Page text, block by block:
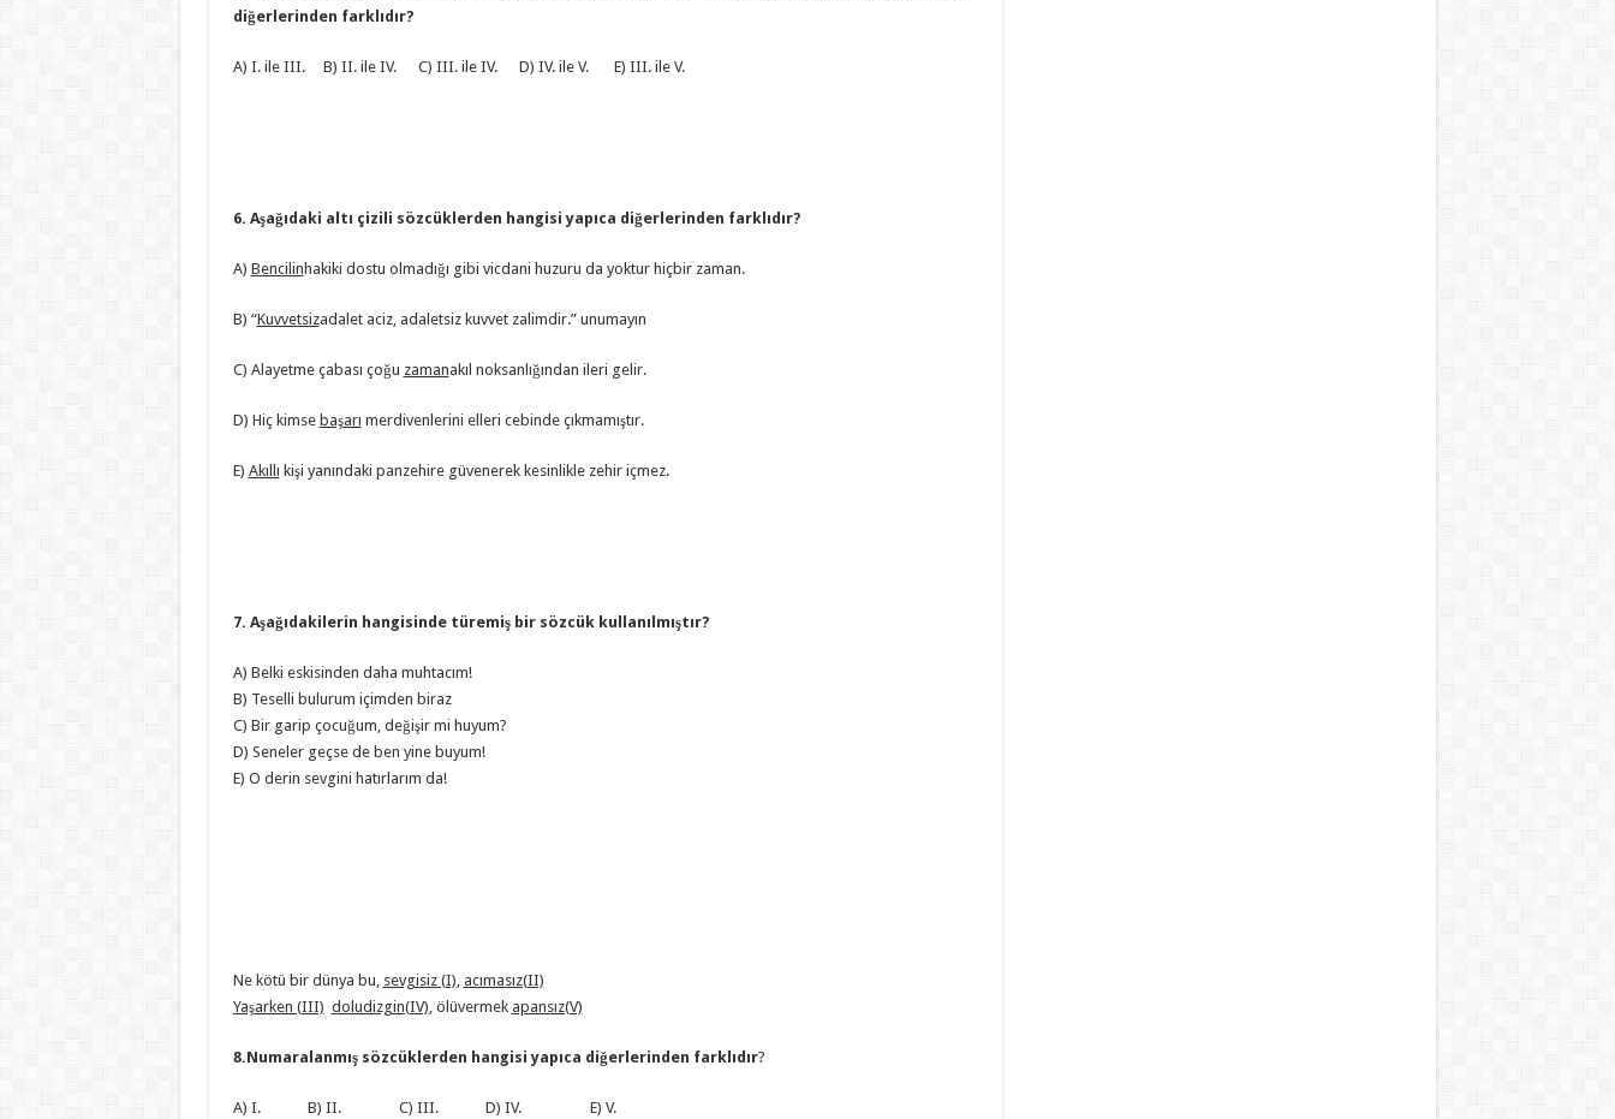
diğerlerinden farklıdır?
A) I. ile III. B) II. ile IV. C) III. ile IV. D) IV. ile V. E) III. ile V.
6. Aşağıdaki altı çizili sözcüklerden hangisi yapıca diğerlerinden farklıdır?
A) Bencilin hakiki dostu olmadığı gibi vicdani huzuru da yoktur hiçbir zaman.
B) “Kuvvetsizadalet aciz, adaletsiz kuvvet zalimdir.” unumayın
C) Alayetme çabası çoğu zamanakıl noksanlığından ileri gelir.
D) Hiç kimse başarı merdivenlerini elleri cebinde çıkmamıştır.
E) Akıllı kişi yanındaki panzehire güvenerek kesinlikle zehir içmez.
7. Aşağıdakilerin hangisinde türemiş bir sözcük kullanılmıştır?
A) Belki eskisinden daha muhtacım!
B) Teselli bulurum içimden biraz
C) Bir garip çocuğum, değişir mi huyum?
D) Seneler geçse de ben yine buyum!
E) O derin sevgini hatırlarım da!
Ne kötü bir dünya bu, sevgisiz (I), acımasız(II)
Yaşarken (III) doludizgin(IV), ölüvermek apansız(V)
8.Numaralanmış sözcüklerden hangisi yapıca diğerlerinden farklıdır?
A) I. B) II. C) III. D) IV. E) V.